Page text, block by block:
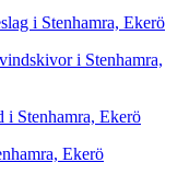
i Stenhamra, Ekerö
i Stenhamra,
i Stenhamra, Ekerö
Ekerö